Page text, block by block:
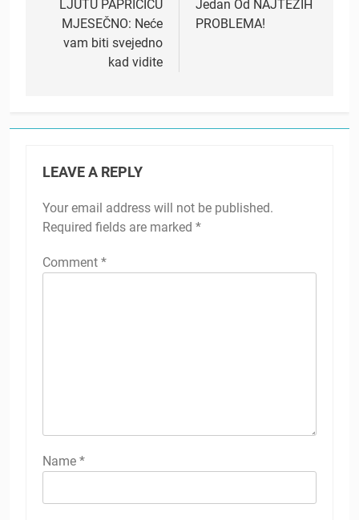
LJUTU PAPRIČICU
MJESEČNO: Neće
vam biti svejedno
kad vidite
Jedan Od NAJTEŽIH
PROBLEMA!
LEAVE A REPLY
Your email address will not be published.
Required fields are marked *
Comment *
Name *